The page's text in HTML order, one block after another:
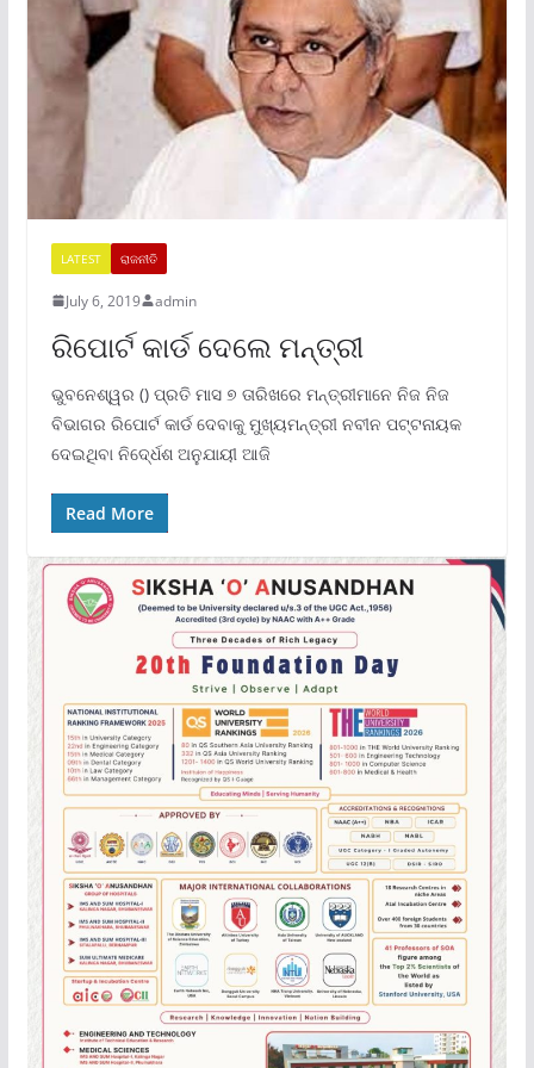
LATEST ରାଜନୀତି
July 6, 2019 admin
ରିପୋର୍ଟ କାର୍ଡ ଦେଲେ ମନ୍ତ୍ରୀ
ଭୁବନେଶ୍ୱର () ପ୍ରତି ମାସ ୭ ତାରିଖରେ ମନ୍ତ୍ରୀମାନେ ନିଜ ନିଜ
ବିଭାଗର ରିପୋର୍ଟ କାର୍ଡ ଦେବାକୁ ମୁଖ୍ୟମନ୍ତ୍ରୀ ନବୀନ ପଟ୍ଟନାୟକ
ଦେଇଥିବା ନିଦେ୍ର୍ଧଶ ଅନୁଯାୟୀ ଆଜି
Read More